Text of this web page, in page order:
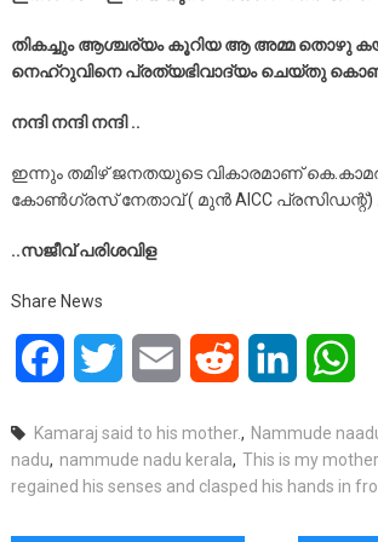
തികച്ചും ആശ്ചര്യം കൂറിയ ആ അമ്മ തൊഴു
നെഹ്‌റുവിനെ പ്രത്യഭിവാദ്യം ചെയ്തു
നന്ദി നന്ദി നന്ദി ..
ഇന്നും തമിഴ് ജനതയുടെ വികാരമാണ്
കോൺഗ്രസ് നേതാവ് ( മുൻ AICC പ്രസിഡന്റ്) .
..സജീവ് പരിശവിള
Share News
FacebookTwitter Email Reddit LinkedIn
Kamaraj said to his mother., Nammude
nadu, nammude nadu kerala, This is my
regained his senses and clasped his hands in